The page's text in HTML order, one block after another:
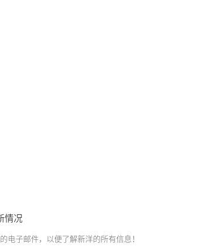
情况
电子邮件，以便了解新洋的所有信息！